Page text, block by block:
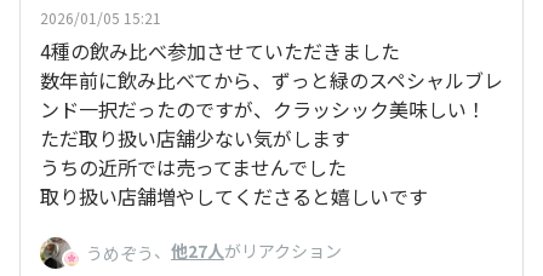
2026/01/05 15:21
4種の飲み比べ参加させていただきました
数年前に飲み比べてから、ずっと緑のスペシャルブレ
ンド一択だったのですが、クラッシック美味しい！
ただ取り扱い店舗少ない気がします
うちの近所では売ってませんでした
取り扱い店舗増やしてくださると嬉しいです
うめぞう 、 他27人がリアクション